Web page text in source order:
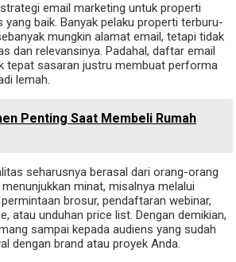
email marketing untuk properti
yang baik. Banyak pelaku properti terburu-
mungkin alamat email, tetapi tidak
dan relevansinya. Padahal, daftar email
tepat sasaran justru membuat performa
lemah.
Penting Saat Membeli Rumah
seharusnya berasal dari orang-orang
minat, misalnya melalui
brosur, pendaftaran webinar,
atau unduhan price list. Dengan demikian,
sampai kepada audiens yang sudah
dengan brand atau proyek Anda.